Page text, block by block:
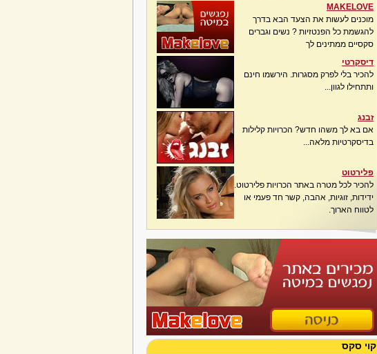
MAKELOVE
מוכנים לעשות את הצעד הבא בדרך
להגשמת כל הפנטזיות ? נשים וגברים
סקסיים ממתינים לך
דיסקרטי
להכיר בלי לפרק מסגרות. הירשמו חינם
ותתחילו לגוון...
זבנג
אם בא לך משהו חדש? הכרויות קלילות
בדיסקרטיות מלאה...
פלירטוט
להכיר לכל מטרה באתר הכרויות פלירטוט.
ידידות, זוגיות, אהבה, קשר חד פעמי או
לטווח הארוך.
קוי סקס